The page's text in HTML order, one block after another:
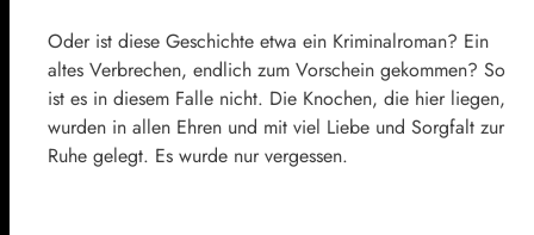
Oder ist diese Geschichte etwa ein Kriminalroman? Ein
altes Verbrechen, endlich zum Vorschein gekommen? So
ist es in diesem Falle nicht. Die Knochen, die hier liegen,
wurden in allen Ehren und mit viel Liebe und Sorgfalt zur
Ruhe gelegt. Es wurde nur vergessen.